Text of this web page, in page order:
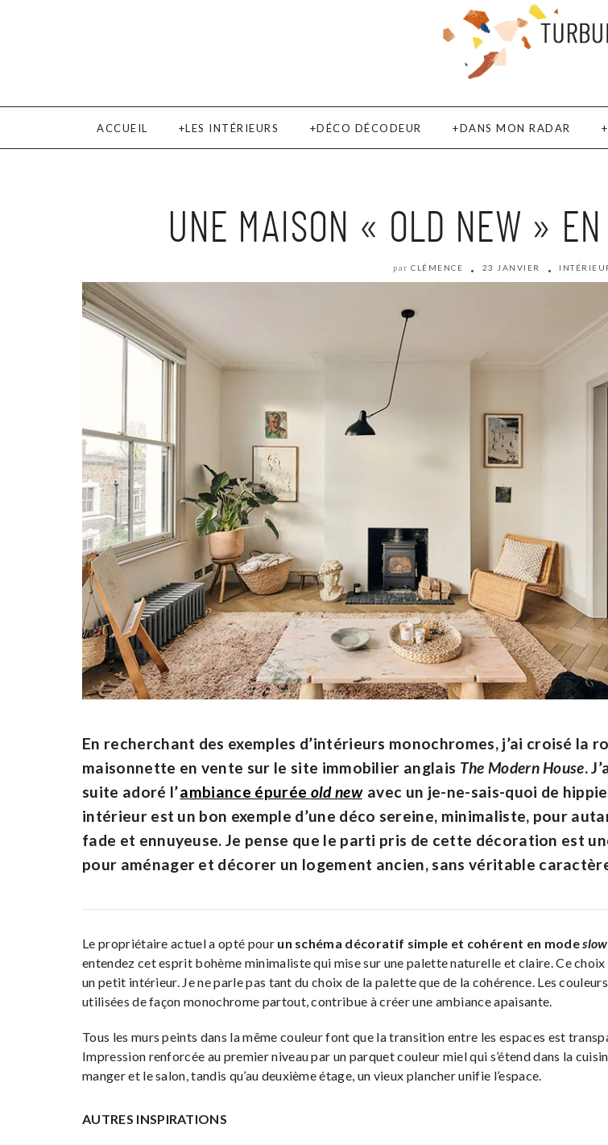
ACCUEIL LES INTÉRIEURS DÉCO DÉCODEUR DANS MON RADAR
UNE MAISON « OLD NEW »
par CLÉMENCE 23 JANVIER
En recherchant des exemples d’intérieurs monochromes, j’ai croisé la
maisonnette en vente sur le site immobilier anglais The Modern House.
suite adoré l’ambiance épurée old new avec un je-ne-sais-quoi de
intérieur est un bon exemple d’une déco sereine, minimaliste, pour
fade et ennuyeuse. Je pense que le parti pris de cette décoration est
pour aménager et décorer un logement ancien, sans véritable
Le propriétaire actuel a opté pour un schéma décoratif simple et cohérent en mode
entendez cet esprit bohème minimaliste qui mise sur une palette naturelle et claire. Ce
un petit intérieur. Je ne parle pas tant du choix de la palette que de la cohérence. Les
utilisées de façon monochrome partout, contribue à créer une ambiance apaisante.
Tous les murs peints dans la même couleur font que la transition entre les espaces est
Impression renforcée au premier niveau par un parquet couleur miel qui s’étend dans la
manger et le salon, tandis qu’au deuxième étage, un vieux plancher unifie l’espace.
AUTRES INSPIRATIONS